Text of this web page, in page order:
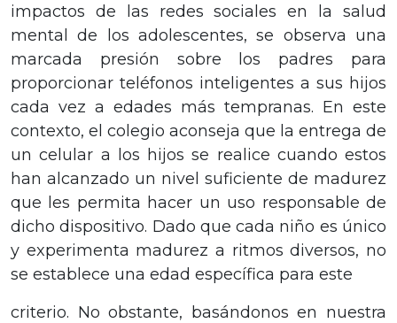
impactos de las redes sociales en la salud
mental de los adolescentes, se observa una
marcada presión sobre los padres para
proporcionar teléfonos inteligentes a sus hijos
cada vez a edades más tempranas. En este
contexto, el colegio aconseja que la entrega de
un celular a los hijos se realice cuando estos
han alcanzado un nivel suficiente de madurez
que les permita hacer un uso responsable de
dicho dispositivo. Dado que cada niño es único
y experimenta madurez a ritmos diversos, no
se establece una edad específica para este
criterio. No obstante, basándonos en nuestra